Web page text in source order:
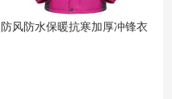
防风防水保暖抗寒加厚冲锋衣